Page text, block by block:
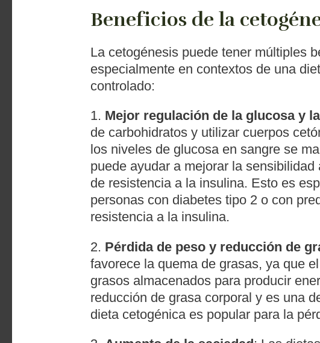
Beneficios de la
La cetogénesis puede tener múltiples
especialmente en contextos de una
controlado:
1. Mejor regulación de la glucosa y
de carbohidratos y utilizar cuerpos
los niveles de glucosa en sangre se
puede ayudar a mejorar la
de resistencia a la insulina. Esto es
personas con diabetes tipo 2 o con
resistencia a la insulina.
2. Pérdida de peso y reducción de
favorece la quema de grasas, ya que
grasos almacenados para producir
reducción de grasa corporal y es una
dieta cetogénica es popular para la